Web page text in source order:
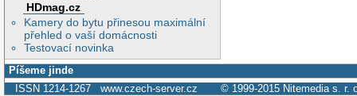
HDmag.cz
Kamery do bytu přinesou maximální
přehled o vaší domácnosti
Testovací novinka
Píšeme jinde
ISSN 1214-1267 www.czech-server.cz © 1999-2015 Nitemedia s. r.